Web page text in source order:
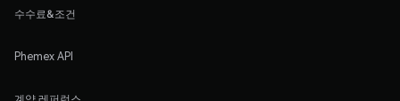
수수료&조건
Phemex API